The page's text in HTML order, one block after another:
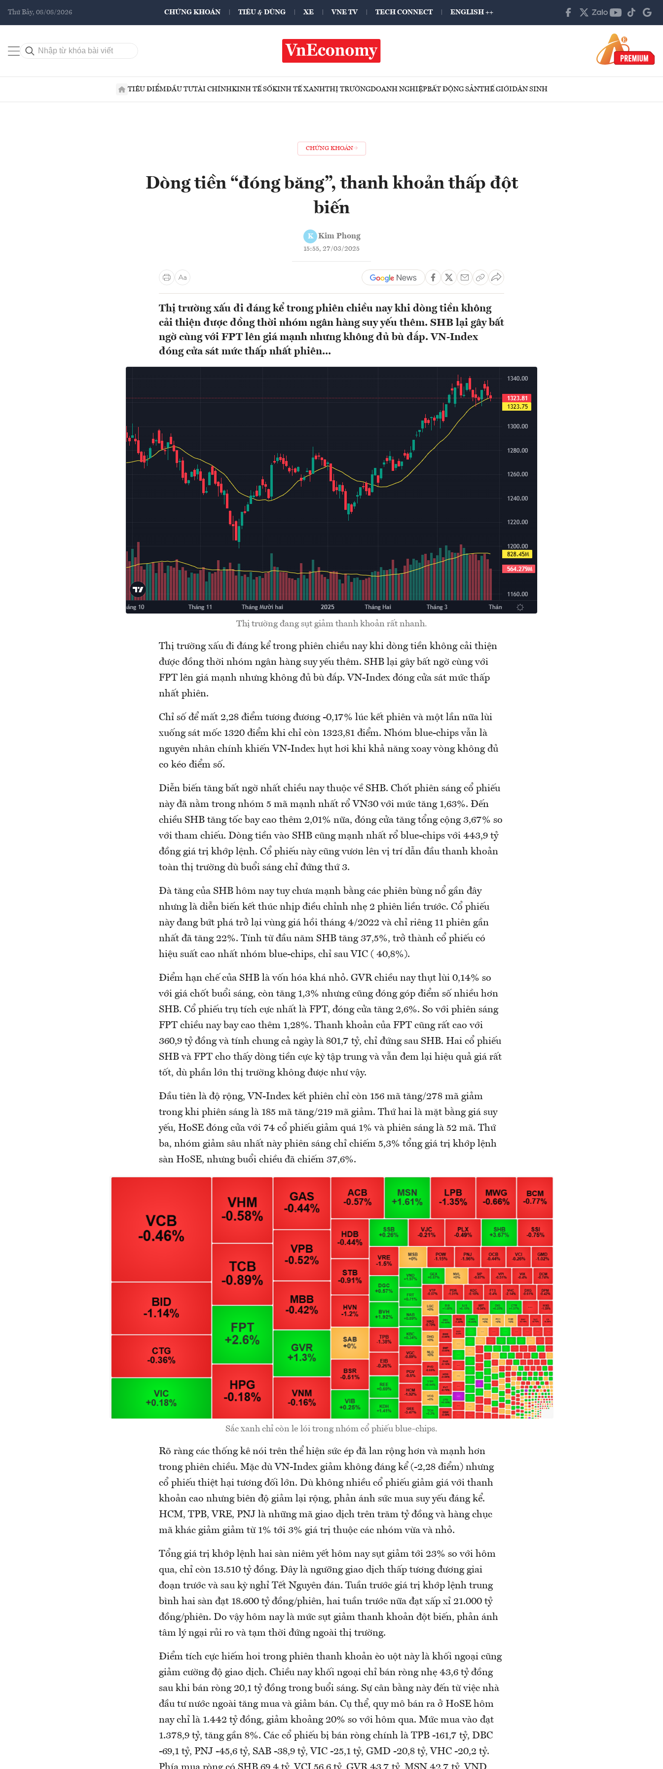
Thứ Bảy, 08/08/2026 CHỨNG KHOÁN TIÊU & DÙNG XE VNE TV TECH CONNECT ENGLISH ++
TIÊU ĐIỂMĐẦU TƯTÀI CHÍNHKINH TẾ SỐKINH TẾ XANHTHỊ TRƯỜNGDOANH NGHIỆPBẤT ĐỘNG SẢNTHẾ GIỚIDÂN SINH
CHỨNG KHOÁN
Dòng tiền “đóng băng”, thanh khoản thấp đột
biến
K Kim Phong
15:55, 27/03/2025
Thị trường xấu đi đáng kể trong phiên chiều nay khi dòng tiền không
cải thiện được đồng thời nhóm ngân hàng suy yếu thêm. SHB lại gây bất
ngờ cùng với FPT lên giá mạnh nhưng không đủ bù đắp. VN-Index
đóng cửa sát mức thấp nhất phiên...
Thị trường đang sụt giảm thanh khoản rất nhanh.
Thị trường xấu đi đáng kể trong phiên chiều nay khi dòng tiền không cải thiện
được đồng thời nhóm ngân hàng suy yếu thêm. SHB lại gây bất ngờ cùng với
FPT lên giá mạnh nhưng không đủ bù đắp. VN-Index đóng cửa sát mức thấp
nhất phiên.
Chỉ số để mất 2,28 điểm tương đương -0,17% lúc kết phiên và một lần nữa lùi
xuống sát mốc 1320 điểm khi chỉ còn 1323,81 điểm. Nhóm blue-chips vẫn là
nguyên nhân chính khiến VN-Index hụt hơi khi khả năng xoay vòng không đủ
co kéo điểm số.
Diễn biến tăng bất ngờ nhất chiều nay thuộc về SHB. Chốt phiên sáng cổ phiếu
này đã nằm trong nhóm 5 mã mạnh nhất rổ VN30 với mức tăng 1,63%. Đến
chiều SHB tăng tốc bay cao thêm 2,01% nữa, đóng cửa tăng tổng cộng 3,67% so
với tham chiếu. Dòng tiền vào SHB cũng mạnh nhất rổ blue-chips với 443,9 tỷ
đồng giá trị khớp lệnh. Cổ phiếu này cũng vươn lên vị trí dẫn đầu thanh khoản
toàn thị trường dù buổi sáng chỉ đứng thứ 3.
Đà tăng của SHB hôm nay tuy chưa mạnh bằng các phiên bùng nổ gần đây
nhưng là diễn biến kết thúc nhịp điều chỉnh nhẹ 2 phiên liền trước. Cổ phiếu
này đang bứt phá trở lại vùng giá hồi tháng 4/2022 và chỉ riêng 11 phiên gần
nhất đã tăng 22%. Tính từ đầu năm SHB tăng 37,5%, trở thành cổ phiếu có
hiệu suất cao nhất nhóm blue-chips, chỉ sau VIC ( 40,8%).
Điểm hạn chế của SHB là vốn hóa khá nhỏ. GVR chiều nay thụt lùi 0,14% so
với giá chốt buổi sáng, còn tăng 1,3% nhưng cũng đóng góp điểm số nhiều hơn
SHB. Cổ phiếu trụ tích cực nhất là FPT, đóng cửa tăng 2,6%. So với phiên sáng
FPT chiều nay bay cao thêm 1,28%. Thanh khoản của FPT cũng rất cao với
360,9 tỷ đồng và tính chung cả ngày là 801,7 tỷ, chỉ đứng sau SHB. Hai cổ phiếu
SHB và FPT cho thấy dòng tiền cực kỳ tập trung và vẫn đem lại hiệu quả giá rất
tốt, dù phần lớn thị trường không được như vậy.
Đầu tiên là độ rộng, VN-Index kết phiên chỉ còn 156 mã tăng/278 mã giảm
trong khi phiên sáng là 185 mã tăng/219 mã giảm. Thứ hai là mặt bằng giá suy
yếu, HoSE đóng cửa với 74 cổ phiếu giảm quá 1% và phiên sáng là 52 mã. Thứ
ba, nhóm giảm sâu nhất này phiên sáng chỉ chiếm 5,3% tổng giá trị khớp lệnh
sàn HoSE, nhưng buổi chiều đã chiếm 37,6%.
Sắc xanh chỉ còn le lói trong nhóm cổ phiếu blue-chips.
Rõ ràng các thống kê nói trên thể hiện sức ép đã lan rộng hơn và mạnh hơn
trong phiên chiều. Mặc dù VN-Index giảm không đáng kể (-2,28 điểm) nhưng
cổ phiếu thiệt hại tương đối lớn. Dù không nhiều cổ phiếu giảm giá với thanh
khoản cao nhưng biên độ giảm lại rộng, phản ánh sức mua suy yếu đáng kể.
HCM, TPB, VRE, PNJ là những mã giao dịch trên trăm tỷ đồng và hàng chục
mã khác giảm giảm từ 1% tới 3% giá trị thuộc các nhóm vừa và nhỏ.
Tổng giá trị khớp lệnh hai sàn niêm yết hôm nay sụt giảm tới 23% so với hôm
qua, chỉ còn 13.510 tỷ đồng. Đây là ngưỡng giao dịch thấp tương đương giai
đoạn trước và sau kỳ nghỉ Tết Nguyên đán. Tuần trước giá trị khớp lệnh trung
bình hai sàn đạt 18.600 tỷ đồng/phiên, hai tuần trước nữa đạt xấp xỉ 21.000 tỷ
đồng/phiên. Do vậy hôm nay là mức sụt giảm thanh khoản đột biến, phản ánh
tâm lý ngại rủi ro và tạm thời đứng ngoài thị trường.
Điểm tích cực hiếm hoi trong phiên thanh khoản èo uột này là khối ngoại cũng
giảm cường độ giao dịch. Chiều nay khối ngoại chỉ bán ròng nhẹ 43,6 tỷ đồng
sau khi bán ròng 20,1 tỷ đồng trong buổi sáng. Sự cân bằng này đến từ việc nhà
đầu tư nước ngoài tăng mua và giảm bán. Cụ thể, quy mô bán ra ở HoSE hôm
nay chỉ là 1.442 tỷ đồng, giảm khoảng 20% so với hôm qua. Mức mua vào đạt
1.378,9 tỷ, tăng gần 8%. Các cổ phiếu bị bán ròng chính là TPB -161,7 tỷ, DBC
-69,1 tỷ, PNJ -45,6 tỷ, SAB -38,9 tỷ, VIC -25,1 tỷ, GMD -20,8 tỷ, VHC -20,2 tỷ.